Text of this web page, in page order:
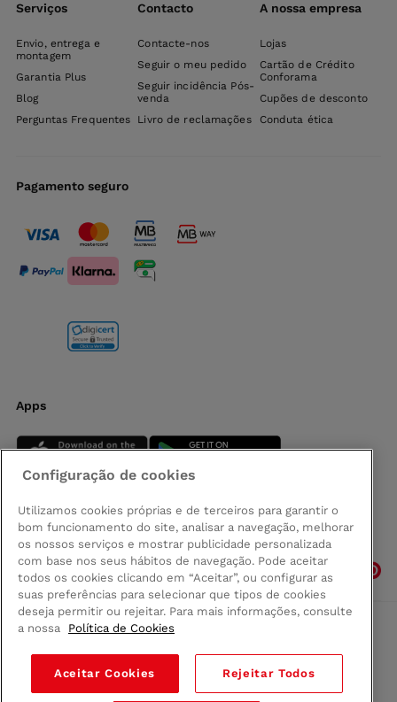
Serviços
Envio, entrega e
montagem
Garantia Plus
Blog
Perguntas Frequentes
Contacto
Contacte-nos
Seguir o meu pedido
Seguir incidência Pós-
venda
Livro de reclamações
A nossa empresa
Lojas
Cartão de Crédito
Conforama
Cupões de desconto
Conduta ética
Pagamento seguro
Apps
Siga-nos
Comprar na Madeira
Política de privacidad
Termos e Condições
Configuração de cookies
Utilizamos cookies próprias e de terceiros para garantir o
bom funcionamento do site, analisar a navegação, melhorar
os nossos serviços e mostrar publicidade personalizada
com base nos seus hábitos de navegação. Pode aceitar
todos os cookies clicando em “Aceitar”, ou configurar as
suas preferências para selecionar que tipos de cookies
deseja permitir ou rejeitar. Para mais informações, consulte
a nossa
Política de Cookies
Aceitar Cookies Rejeitar Todos